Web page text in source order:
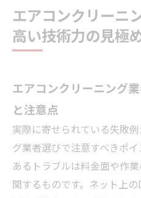
エアコンクリーニング
特殊対応サービス
エアコンクリーニング
ア・メンテナンス
店舗概要
エアコンクリーニ
高い技術力の見極
エアコンクリーニング
と注意点
実際に寄せられている失敗
グ業者選びで注意すべきポ
あるトラブルは料金面や作
関するものです。ネット上